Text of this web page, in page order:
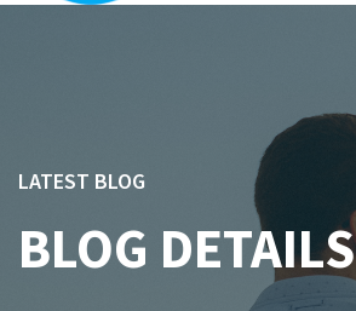
LATEST BLOG
BLOG DETAILS